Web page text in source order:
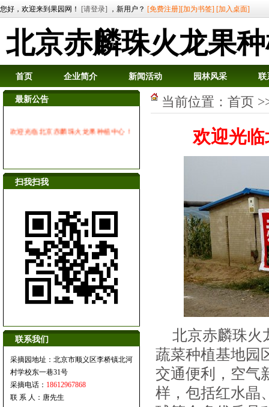
您好，欢迎来到果园网！ [请登录] ，新用户？ [免费注册][加为书签] [加入桌面]
北京赤麟珠火龙果
首页 企业简介 新闻活动 园林风采 联
当前位置： 首页
欢迎光
北京赤麟珠火
蔬菜种植基地园
交通便利，空气
样，包括红水晶
最新公告
欢迎光临北京赤麟珠火龙果种植中心！
扫我扫我
联系我们
采摘园地址：北京市顺义区李桥镇北河
村学校东一巷31号
采摘电话： 18612967868
联 系 人：唐先生